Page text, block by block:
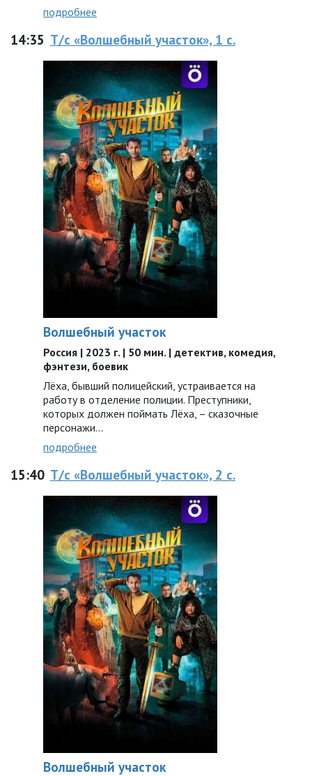
подробнее
14:35 Т/с «Волшебный участок», 1 с.
Волшебный участок
Россия | 2023 г. | 50 мин. | детектив, комедия,
фэнтези, боевик
Лёха, бывший полицейский, устраивается на
работу в отделение полиции. Преступники,
которых должен поймать Лёха, – сказочные
персонажи...
подробнее
15:40 Т/с «Волшебный участок», 2 с.
Волшебный участок